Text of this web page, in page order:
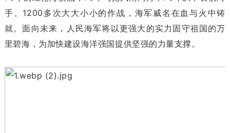
手。1200多次大大小小的作战，海军威名在血与火中铸
就。面向未来，人民海军将以更强大的实力固守祖国的万
里碧海，为加快建设海洋强国提供坚强的力量支撑。